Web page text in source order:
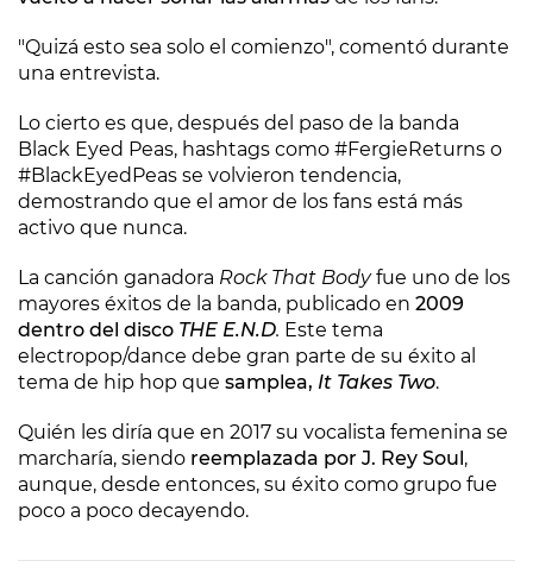
"Quizá esto sea solo el comienzo", comentó durante
una entrevista.
Lo cierto es que, después del paso de la banda
Black Eyed Peas, hashtags como #FergieReturns o
#BlackEyedPeas se volvieron tendencia,
demostrando que el amor de los fans está más
activo que nunca.
La canción ganadora Rock That Bodyfue uno de los
mayores éxitos de la banda, publicado en 2009
dentro del disco THE E.N.D. Este tema
electropop/dance debe gran parte de su éxito al
tema de hip hop que samplea, It Takes Two.
Quién les diría que en 2017 su vocalista femenina se
marcharía, siendo reemplazada por J. Rey Soul,
aunque, desde entonces, su éxito como grupo fue
poco a poco decayendo.